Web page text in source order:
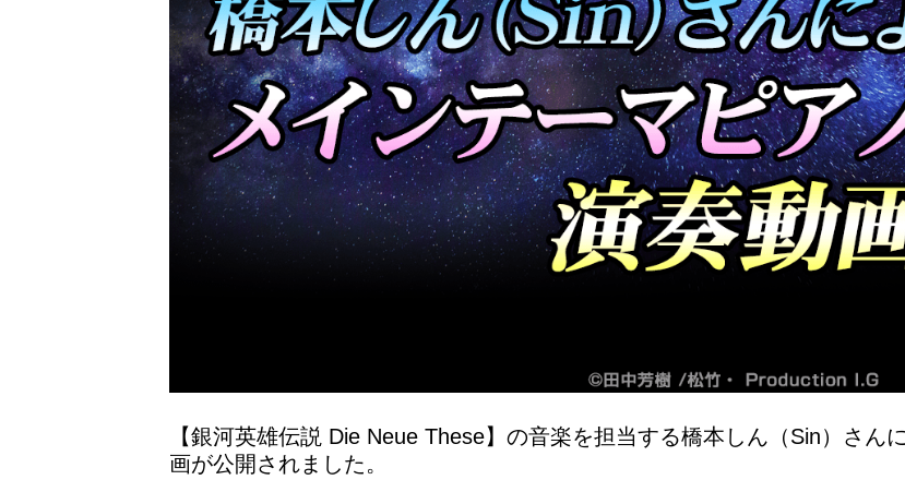
【銀河英雄伝説 Die Neue These】の音楽を担当する橋本しん（Sin）さん
画が公開されました。